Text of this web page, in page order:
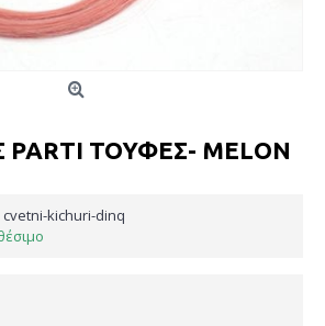
ΤΟΎΦΕΣ- MELON
cvetni-kichuri-dinq